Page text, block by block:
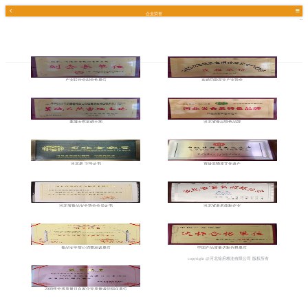
企业荣誉
产业联合会副会长单位 富硒功能农业产业协会
藁城天然富硒土地 河北省食品特色品牌
河北老 字号证书 市级非物质文化遗产
河北省食品安全协会会员证书 河北省著名商标企业
食品安全放心消费承诺单位 中国产品质量达标合格单位
2009年全省质量月百家企业质量诚信倡议单位
copyright @河北徐府粮油有限公司 版权所有